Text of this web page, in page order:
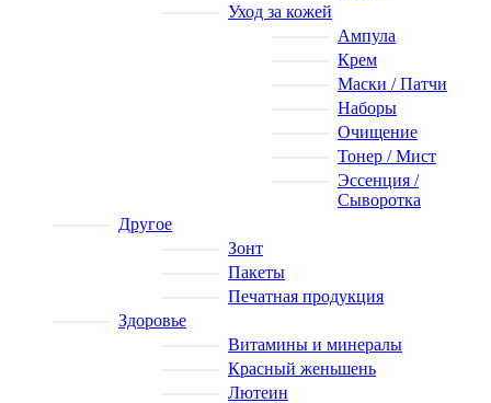
Уход за кожей
Ампула
Крем
Маски / Патчи
Наборы
Очищение
Тонер / Мист
Эссенция /
Сыворотка
Другое
Зонт
Пакеты
Печатная продукция
Здоровье
Витамины и минералы
Красный женьшень
Лютеин